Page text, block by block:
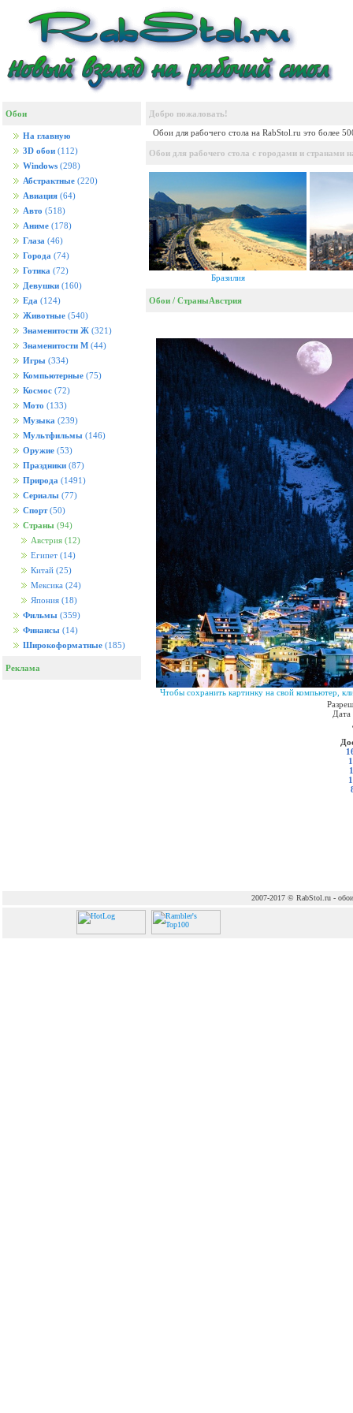
Обои
На главную
3D обои (112)
Windows (298)
Абстрактные (220)
Авиация (64)
Авто (518)
Аниме (178)
Глаза (46)
Города (74)
Готика (72)
Девушки (160)
Еда (124)
Животные (540)
Знаменитости Ж (321)
Знаменитости М (44)
Игры (334)
Компьютерные (75)
Космос (72)
Мото (133)
Музыка (239)
Мультфильмы (146)
Оружие (53)
Праздники (87)
Природа (1491)
Сериалы (77)
Спорт (50)
Страны (94)
Австрия (12)
Египет (14)
Китай (25)
Мексика (24)
Япония (18)
Фильмы (359)
Финансы (14)
Широкоформатные (185)
Реклама
Добро пожаловать!
Обои для рабочего стола на RabStol.ru это более
Обои для рабочего стола с городами и странами
Бразилия
Обои / СтраныАвстрия
Чтобы сохранить картинку на свой компьютер,
Дата
2007-2017 © RabStol.ru - обои